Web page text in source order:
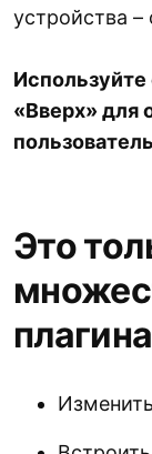
устройства –
«Вверх» для
Это